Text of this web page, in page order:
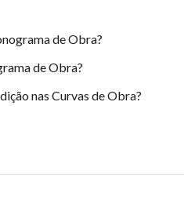
de Obra?
de Obra?
nas Curvas de Obra?